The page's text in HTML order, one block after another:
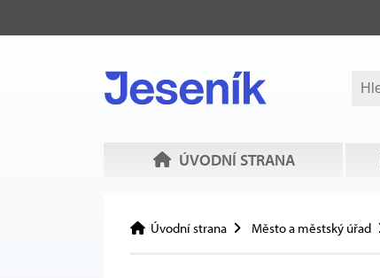
ÚVODNÍ STRANA
Úvodní strana Město a městský úřad